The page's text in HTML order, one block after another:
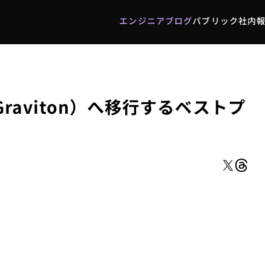
エンジニアブログパブリック社内報
）へ移行するベストプ